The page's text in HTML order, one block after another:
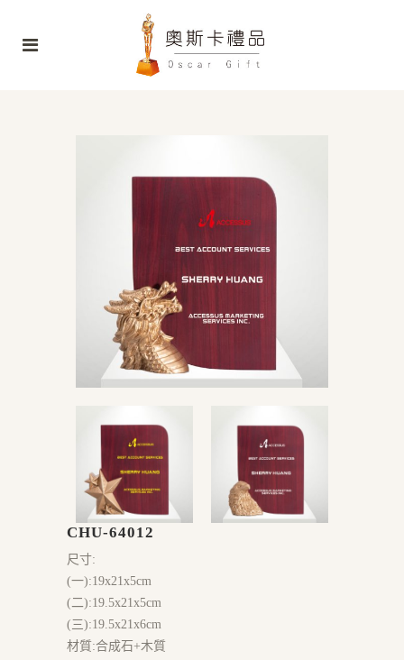
CHU-64012
尺寸:
(一):19x21x5cm
(二):19.5x21x5cm
(三):19.5x21x6cm
材質:合成石+木質